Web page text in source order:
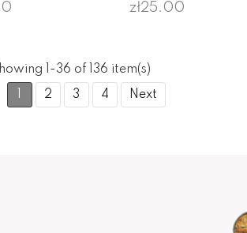
zł25.00
1-36 of 136 item(s)
1
2 3 4 Next